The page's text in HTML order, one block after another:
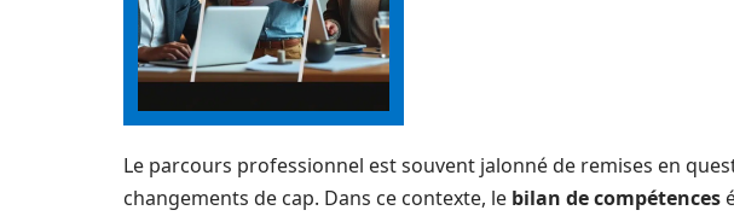
Le parcours professionnel est souvent jalonné de remises en
changements de cap. Dans ce contexte, le bilan de compétences